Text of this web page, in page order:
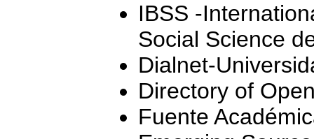
IBSS -
Social Science
Dialnet-
Directory of
Fuente